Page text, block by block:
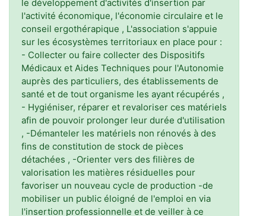
le développement d'activités d'insertion par
l'activité économique, l'économie circulaire et le
conseil ergothérapique , L'association s'appuie
sur les écosystèmes territoriaux en place pour :
- Collecter ou faire collecter des Dispositifs
Médicaux et Aides Techniques pour l'Autonomie
auprès des particuliers, des établissements de
santé et de tout organisme les ayant récupérés ,
- Hygiéniser, réparer et revaloriser ces matériels
afin de pouvoir prolonger leur durée d'utilisation
, -Démanteler les matériels non rénovés à des
fins de constitution de stock de pièces
détachées , -Orienter vers des filières de
valorisation les matières résiduelles pour
favoriser un nouveau cycle de production -de
mobiliser un public éloigné de l'emploi en via
l'insertion professionnelle et de veiller à ce